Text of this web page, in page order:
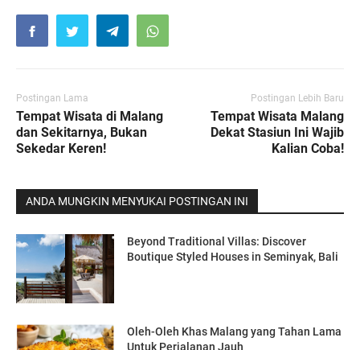
Postingan Lama
Tempat Wisata di Malang
dan Sekitarnya, Bukan
Sekedar Keren!
Postingan Lebih Baru
Tempat Wisata Malang
Dekat Stasiun Ini Wajib
Kalian Coba!
ANDA MUNGKIN MENYUKAI POSTINGAN INI
Beyond Traditional Villas: Discover
Boutique Styled Houses in Seminyak, Bali
Oleh-Oleh Khas Malang yang Tahan Lama
Untuk Perjalanan Jauh